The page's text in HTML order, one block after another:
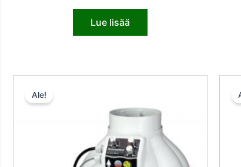
Lue lisää
Ale!
323,00 €.306,85 €.